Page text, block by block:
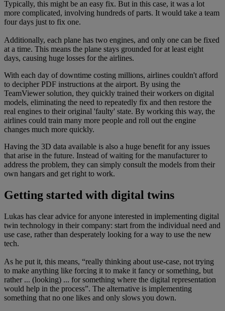
Typically, this might be an easy fix. But in this case, it was a lot
more complicated, involving hundreds of parts. It would take a team
four days just to fix one.
Additionally, each plane has two engines, and only one can be fixed
at a time. This means the plane stays grounded for at least eight
days, causing huge losses for the airlines.
With each day of downtime costing millions, airlines couldn't afford
to decipher PDF instructions at the airport. By using the
TeamViewer solution, they quickly trained their workers on digital
models, eliminating the need to repeatedly fix and then restore the
real engines to their original 'faulty' state. By working this way, the
airlines could train many more people and roll out the engine
changes much more quickly.
Having the 3D data available is also a huge benefit for any issues
that arise in the future. Instead of waiting for the manufacturer to
address the problem, they can simply consult the models from their
own hangars and get right to work.
Getting started with digital twins
Lukas has clear advice for anyone interested in implementing digital
twin technology in their company: start from the individual need and
use case, rather than desperately looking for a way to use the new
tech.
As he put it, this means, “really thinking about use-case, not trying
to make anything like forcing it to make it fancy or something, but
rather ... (looking) ... for something where the digital representation
would help in the process”. The alternative is implementing
something that no one likes and only slows you down.